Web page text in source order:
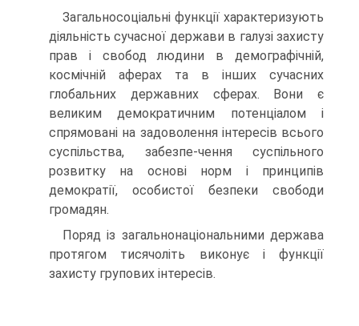
Загальносоціальні функції характеризують
діяльність сучасної держави в галузі захисту
прав і свобод людини в демографічній,
космічній аферах та в інших сучасних
глобальних державних сферах. Вони є
великим демократичним потенціалом і
спрямовані на задоволення інтересів всього
суспільства, забезпе-чення суспільного
розвитку на основі норм і принципів
демократії, особистої безпеки свободи
громадян.
Поряд із загальнонаціональними держава
протягом тисячоліть виконує і функції
захисту групових інтересів.